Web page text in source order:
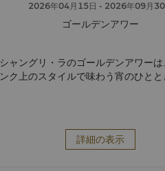
2026年04月15日 - 2026年09月30
ゴールデンアワー
シャングリ・ラのゴールデンアワーは
ンク上のスタイルで味わう宵のひとと
詳細の表示